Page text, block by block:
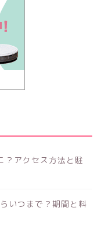
？アクセス方法と駐
いつまで？期間と料